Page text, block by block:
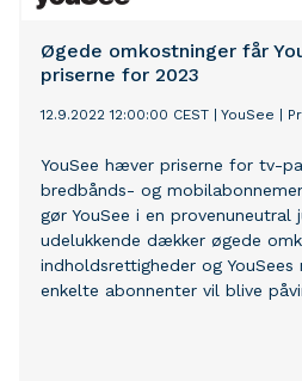
Øgede omkostninger får
priserne for 2023
12.9.2022 12:00:00 CEST YouSee
YouSee hæver priserne for tv-
bredbånds- og
gør YouSee i en provenuneutral
udelukkende dækker øgede
indholdsrettigheder og
enkelte abonnenter vil blive